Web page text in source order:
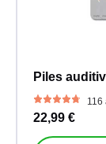
Piles
116
22,99 €